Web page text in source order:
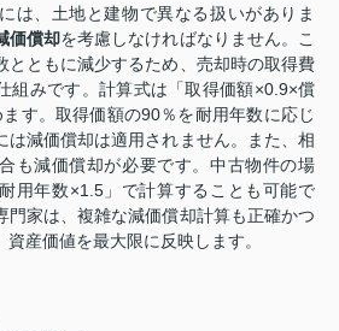
は、土地と建物で異なる扱いがありま
価償却を考慮しなければなりません。こ
とともに減少するため、売却時の取得費
組みです。計算式は「取得価額×0.9×償
す。取得価額の90％を耐用年数に応じ
は減価償却は適用されません。また、相
も減価償却が必要です。中古物件の場
用年数×1.5」で計算することも可能で
門家は、複雑な減価償却計算も正確かつ
産価値を最大限に反映します。